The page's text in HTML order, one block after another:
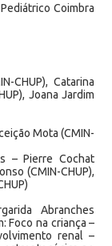
Coimbra
CHUP), Catarina
Joana Jardim
Mota (CMIN-
– Pierre Cochat
(CMIN-CHUP),
Abranches
Foco na criança –
renal –